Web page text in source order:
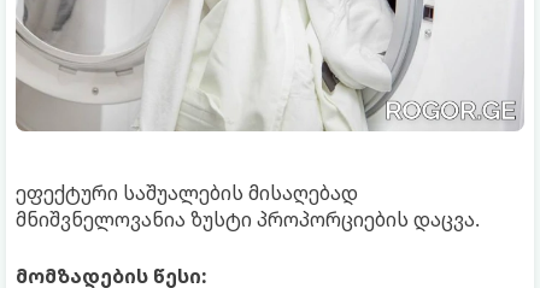
ეფექტური საშუალების მისაღებად
მნიშვნელოვანია ზუსტი პროპორციების დაცვა.
მომზადების წესი: